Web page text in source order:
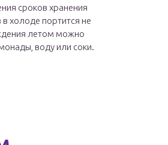
сроков хранения
холоде портится не
летом можно
воду или соки.